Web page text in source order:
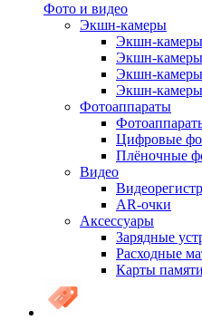
Фото и видео
Экшн-камеры
Экшн-
Экшн-
Экшн-камеры
Экшн-
Фотоаппараты
Цифровые
Плёночные
Видео
AR-очки
Аксессуары
Зарядные
Расходные
Карты памяти